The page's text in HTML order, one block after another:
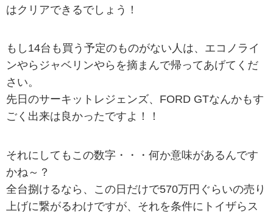
はクリアできるでしょう！
もし14台も買う予定のものがない人は、エコノライ
ンやらジャベリンやらを摘まんで帰ってあげてくだ
さい。
先日のサーキットレジェンズ、FORD GTなんかもす
ごく出来は良かったですよ！！
それにしてもこの数字・・・何か意味があるんです
かね～？
全台捌けるなら、この日だけで570万円ぐらいの売り
上げに繋がるわけですが、それを条件にトイザらス